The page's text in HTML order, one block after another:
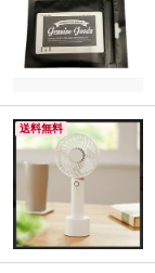
送料無料